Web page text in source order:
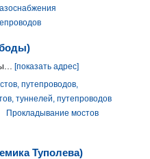
[показать адрес]
путепроводов,
туннелей, путепроводов
Прокладывание мостов
Туполева)